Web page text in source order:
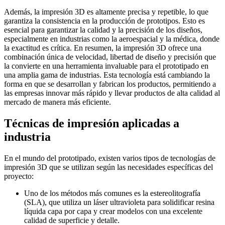
Además, la impresión 3D es altamente precisa y repetible, lo que
garantiza la consistencia en la producción de prototipos. Esto es
esencial para garantizar la calidad y la precisión de los diseños,
especialmente en industrias como la aeroespacial y la médica, donde
la exactitud es crítica. En resumen, la impresión 3D ofrece una
combinación única de velocidad, libertad de diseño y precisión que
la convierte en una herramienta invaluable para el prototipado en
una amplia gama de industrias. Esta tecnología está cambiando la
forma en que se desarrollan y fabrican los productos, permitiendo a
las empresas innovar más rápido y llevar productos de alta calidad al
mercado de manera más eficiente.
Técnicas de impresión aplicadas a
industria
En el mundo del prototipado, existen varios tipos de tecnologías de
impresión 3D que se utilizan según las necesidades específicas del
proyecto:
Uno de los métodos más comunes es la estereolitografía
(SLA), que utiliza un láser ultravioleta para solidificar resina
líquida capa por capa y crear modelos con una excelente
calidad de superficie y detalle.